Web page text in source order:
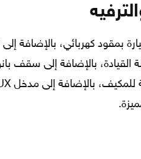
بمقود كهربائي،
بالإضافة إلى سقف